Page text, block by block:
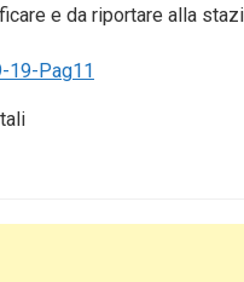
e da riportare alla
19-Pag11